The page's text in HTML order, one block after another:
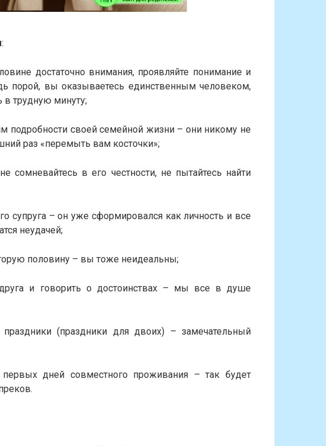
:
достаточно внимания, проявляйте понимание и
порой, вы оказываетесь единственным человеком,
в трудную минуту;
подробности своей семейной жизни – они никому не
раз «перемыть вам косточки»;
сомневайтесь в его честности, не пытайтесь найти
супруга – он уже сформировался как личность и все
неудачей;
половину – вы тоже неидеальны;
и говорить о достоинствах – мы все в душе
(праздники для двоих) – замечательный
дней совместного проживания – так будет